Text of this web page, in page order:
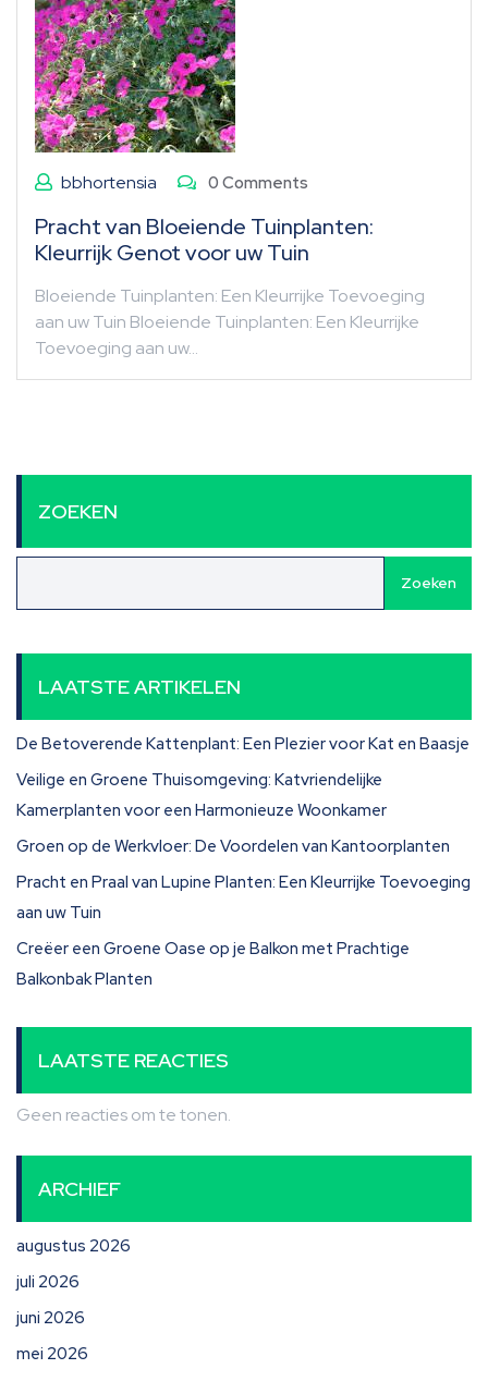
bbhortensia 0 Comments
Pracht van Bloeiende Tuinplanten:
Kleurrijk Genot voor uw Tuin
Bloeiende Tuinplanten: Een Kleurrijke Toevoeging
aan uw Tuin Bloeiende Tuinplanten: Een Kleurrijke
Toevoeging aan uw…
ZOEKEN
Zoeken
LAATSTE ARTIKELEN
De Betoverende Kattenplant: Een Plezier voor Kat en Baasje
Veilige en Groene Thuisomgeving: Katvriendelijke
Kamerplanten voor een Harmonieuze Woonkamer
Groen op de Werkvloer: De Voordelen van Kantoorplanten
Pracht en Praal van Lupine Planten: Een Kleurrijke Toevoeging
aan uw Tuin
Creëer een Groene Oase op je Balkon met Prachtige
Balkonbak Planten
LAATSTE REACTIES
Geen reacties om te tonen.
ARCHIEF
augustus 2026
juli 2026
juni 2026
mei 2026